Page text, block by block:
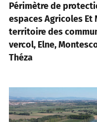
Périmètre de
espaces Agricoles
territoire des
vercol, Elne,
Théza